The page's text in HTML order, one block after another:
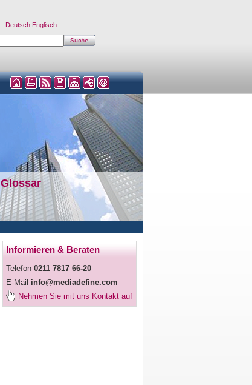
Deutsch Englisch
Glossar
Informieren & Beraten
Telefon 0211 7817 66-20
E-Mail info@mediadefine.com
Nehmen Sie mit uns Kontakt auf